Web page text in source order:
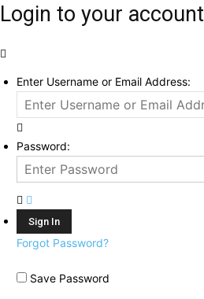
Login to your account
Enter Username or Email Address:
Password:
Forgot Password?
Save Password